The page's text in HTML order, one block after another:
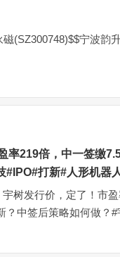
(SZ300748)$$宁波韵
率219倍，中一签缴
#IPO#打新#人形机器
树发行价，定了！市
？中签后策略如何做？